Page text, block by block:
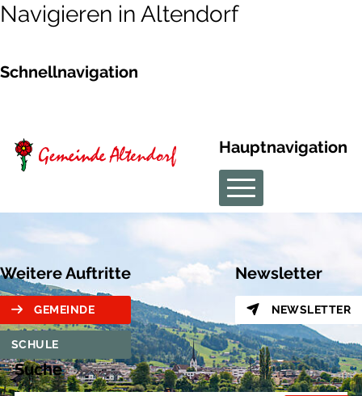
Navigieren in Altendorf
Schnellnavigation
Hauptnavigation
Weitere Auftritte
GEMEINDE
SCHULE
Newsletter
NEWSLETTER
Suche